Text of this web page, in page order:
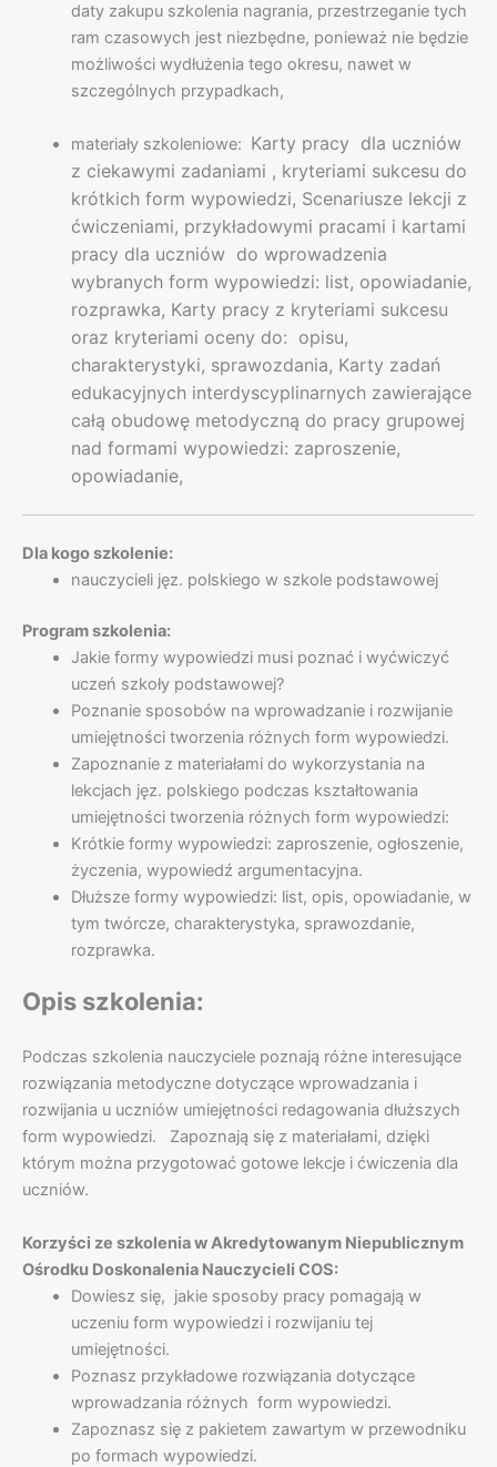
daty zakupu szkolenia nagrania, przestrzeganie tych
ram czasowych jest niezbędne, ponieważ nie będzie
możliwości wydłużenia tego okresu, nawet w
szczególnych przypadkach,
materiały szkoleniowe: Karty pracy dla uczniów
z ciekawymi zadaniami , kryteriami sukcesu do
krótkich form wypowiedzi, Scenariusze lekcji z
ćwiczeniami, przykładowymi pracami i kartami
pracy dla uczniów do wprowadzenia
wybranych form wypowiedzi: list, opowiadanie,
rozprawka, Karty pracy z kryteriami sukcesu
oraz kryteriami oceny do: opisu,
charakterystyki, sprawozdania, Karty zadań
edukacyjnych interdyscyplinarnych zawierające
całą obudowę metodyczną do pracy grupowej
nad formami wypowiedzi: zaproszenie,
opowiadanie,
Dla kogo szkolenie:
nauczycieli jęz. polskiego w szkole podstawowej
Program szkolenia:
Jakie formy wypowiedzi musi poznać i wyćwiczyć
uczeń szkoły podstawowej?
Poznanie sposobów na wprowadzanie i rozwijanie
umiejętności tworzenia różnych form wypowiedzi.
Zapoznanie z materiałami do wykorzystania na
lekcjach jęz. polskiego podczas kształtowania
umiejętności tworzenia różnych form wypowiedzi:
Krótkie formy wypowiedzi: zaproszenie, ogłoszenie,
życzenia, wypowiedź argumentacyjna.
Dłuższe formy wypowiedzi: list, opis, opowiadanie, w
tym twórcze, charakterystyka, sprawozdanie,
rozprawka.
Opis szkolenia:
Podczas szkolenia nauczyciele poznają różne interesujące
rozwiązania metodyczne dotyczące wprowadzania i
rozwijania u uczniów umiejętności redagowania dłuższych
form wypowiedzi. Zapoznają się z materiałami, dzięki
którym można przygotować gotowe lekcje i ćwiczenia dla
uczniów.
Korzyści ze szkolenia w Akredytowanym Niepublicznym
Ośrodku Doskonalenia Nauczycieli COS:
Dowiesz się, jakie sposoby pracy pomagają w
uczeniu form wypowiedzi i rozwijaniu tej
umiejętności.
Poznasz przykładowe rozwiązania dotyczące
wprowadzania różnych form wypowiedzi.
Zapoznasz się z pakietem zawartym w przewodniku
po formach wypowiedzi.